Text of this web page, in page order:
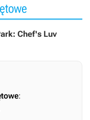
Chef's Luv
: